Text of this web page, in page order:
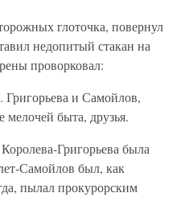
глоточка, повернул
недопитый стакан на
проворковал:
и Самойлов,
быта, друзья.
Григорьева была
Самойлов был, как
пылал прокурорским